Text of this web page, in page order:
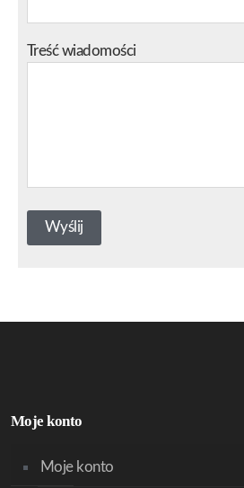
Treść wiadomości
Moje konto
Moje konto